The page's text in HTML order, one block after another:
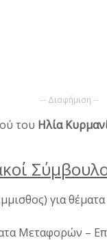
-- Διαφήμιση --
του Ηλία
για
Μεταφορών –